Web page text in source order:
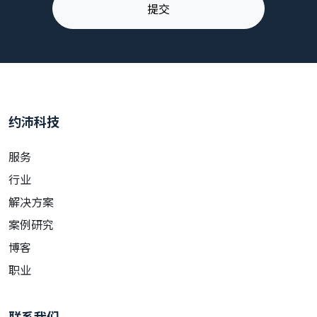
约沛科技
服务
行业
解决方案
案例研究
博客
职业